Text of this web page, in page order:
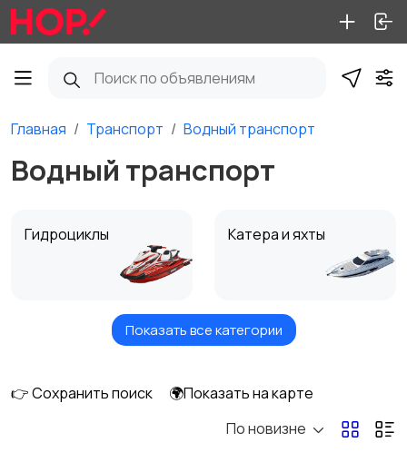
Главная Транспорт Водный транспорт
Водный транспорт
Гидроциклы Катера и яхты
Лодки и моторы Другое
Показать все категории
👉 Сохранить поиск
🌍Показать на карте
По новизне